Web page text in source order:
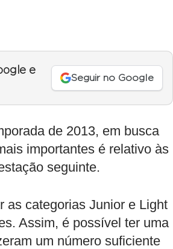
e
Seguir no Google
de 2013, em busca
importantes é relativo às
seguinte.
as categorias Junior e Light
Assim, é possível ter uma
um número suficiente